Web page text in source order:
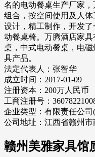
名的电动餐桌生产厂家
组合，按空间使用及人
设计，精工制作，开发
动餐桌椅。万腾酒店家
桌，中式电动餐桌，电
具产品。
法定代表人：张智华
成立时间：2017-01-09
注册资本：200万人民币
工商注册号：
企业类型：有限责任公
公司地址：江西省赣州
赣州美雅家具馆